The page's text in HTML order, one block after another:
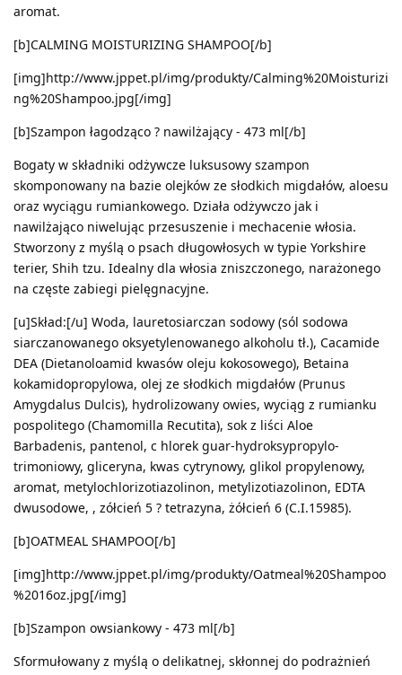
aromat.
[b]CALMING MOISTURIZING SHAMPOO[/b]
[img]http://www.jppet.pl/img/produkty/Calming%20Moisturizi
ng%20Shampoo.jpg[/img]
[b]Szampon łagodząco ? nawilżający - 473 ml[/b]
Bogaty w składniki odżywcze luksusowy szampon
skomponowany na bazie olejków ze słodkich migdałów, aloesu
oraz wyciągu rumiankowego. Działa odżywczo jak i
nawilżająco niwelując przesuszenie i mechacenie włosia.
Stworzony z myślą o psach długowłosych w typie Yorkshire
terier, Shih tzu. Idealny dla włosia zniszczonego, narażonego
na częste zabiegi pielęgnacyjne.
[u]Skład:[/u] Woda, lauretosiarczan sodowy (sól sodowa
siarczanowanego oksyetylenowanego alkoholu tł.), Cacamide
DEA (Dietanoloamid kwasów oleju kokosowego), Betaina
kokamidopropylowa, olej ze słodkich migdałów (Prunus
Amygdalus Dulcis), hydrolizowany owies, wyciąg z rumianku
pospolitego (Chamomilla Recutita), sok z liści Aloe
Barbadenis, pantenol, c hlorek guar-hydroksypropylo-
trimoniowy, gliceryna, kwas cytrynowy, glikol propylenowy,
aromat, metylochlorizotiazolinon, metylizotiazolinon, EDTA
dwusodowe, , zółcień 5 ? tetrazyna, żółcień 6 (C.I.15985).
[b]OATMEAL SHAMPOO[/b]
[img]http://www.jppet.pl/img/produkty/Oatmeal%20Shampoo
%2016oz.jpg[/img]
[b]Szampon owsiankowy - 473 ml[/b]
Sformułowany z myślą o delikatnej, skłonnej do podrażnień